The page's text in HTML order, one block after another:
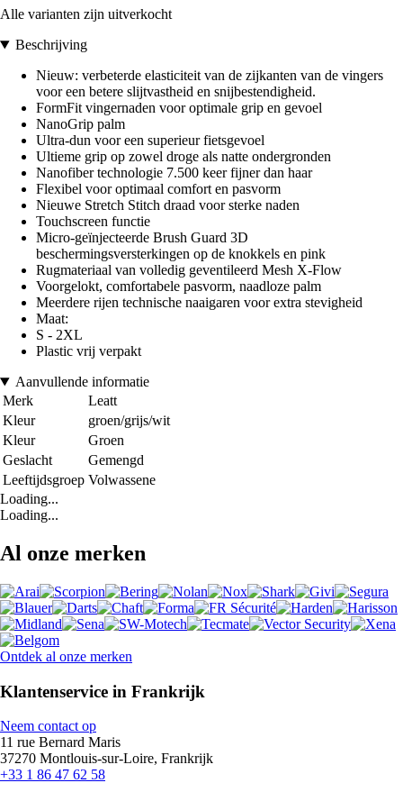
Alle varianten zijn uitverkocht
Beschrijving
Nieuw: verbeterde elasticiteit van de zijkanten van de vingers
voor een betere slijtvastheid en snijbestendigheid.
FormFit vingernaden voor optimale grip en gevoel
NanoGrip palm
Ultra-dun voor een superieur fietsgevoel
Ultieme grip op zowel droge als natte ondergronden
Nanofiber technologie 7.500 keer fijner dan haar
Flexibel voor optimaal comfort en pasvorm
Nieuwe Stretch Stitch draad voor sterke naden
Touchscreen functie
Micro-geïnjecteerde Brush Guard 3D
beschermingsversterkingen op de knokkels en pink
Rugmateriaal van volledig geventileerd Mesh X-Flow
Voorgelokt, comfortabele pasvorm, naadloze palm
Meerdere rijen technische naaigaren voor extra stevigheid
Maat:
S - 2XL
Plastic vrij verpakt
Aanvullende informatie
Merk
Leatt
Kleur
groen/grijs/wit
Kleur
Groen
Geslacht
Gemengd
Leeftijdsgroep Volwassene
Loading...
Loading...
Al onze merken
Ontdek al onze merken
Klantenservice in Frankrijk
Neem contact op
11 rue Bernard Maris
37270 Montlouis-sur-Loire, Frankrijk
+33 1 86 47 62 58